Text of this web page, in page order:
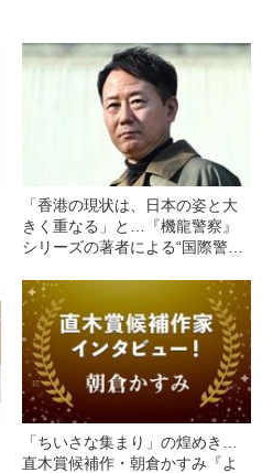
「香港の現状は、日本の姿と大
きく重なる」と…『機龍警察』
シリーズの著者による“国際警察
「ちいさな集まり」の煌めき…
直木賞候補作・朝倉かすみ『よ